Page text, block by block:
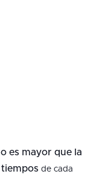
es mayor que la
de cada